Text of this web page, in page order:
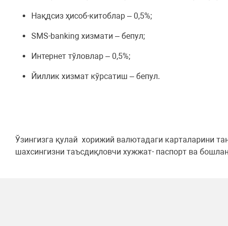
Нақдсиз ҳисоб-китоблар – 0,5%;
SMS-banking хизмати – бепул;
Интернет тўловлар – 0,5%;
Йиллик хизмат кўрсатиш – бепул.
Ўзингизга қулай хорижий валютадаги карталарини
шахсингизни таъсдиқловчи хужжат- паспорт ва